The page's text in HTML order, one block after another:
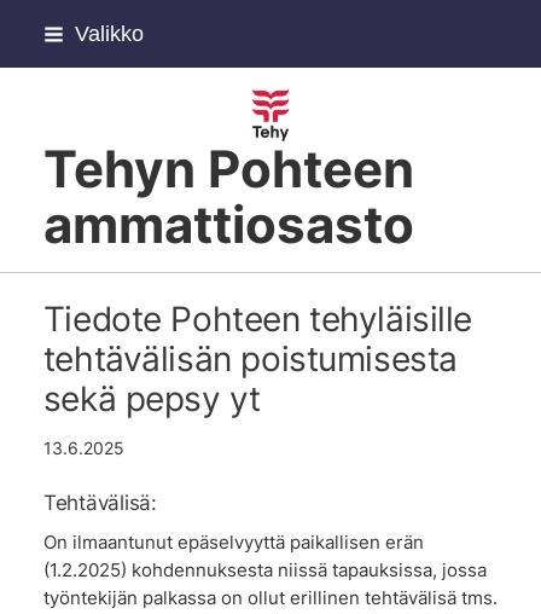
Siirry
Valikko
Tehyn Pohteen
ammattiosasto
Tiedote Pohteen tehyläisille
tehtävälisän poistumisesta
sekä pepsy yt
13.6.2025
Tehtävälisä:
On ilmaantunut epäselvyyttä paikallisen erän
(1.2.2025) kohdennuksesta niissä tapauksissa, jossa
työntekijän palkassa on ollut erillinen tehtävälisä tms.